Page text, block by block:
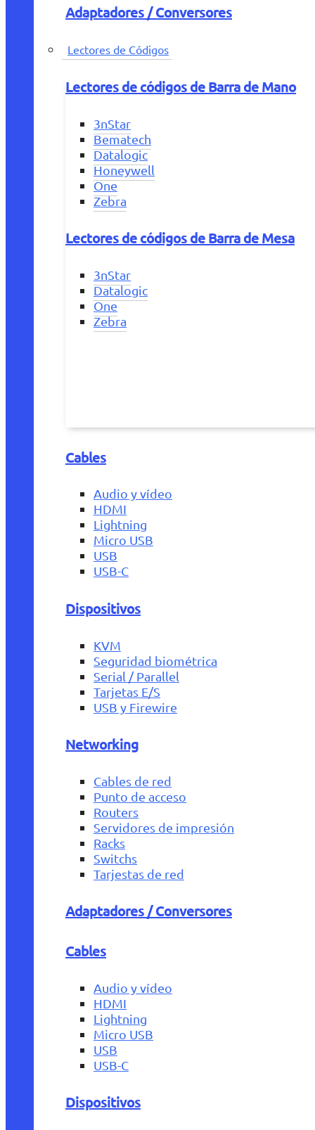
Adaptadores / Conversores
Lectores de Códigos
Lectores de códigos de Barra de Mano
3nStar
Bematech
Datalogic
Honeywell
One
Zebra
Lectores de códigos de Barra de Mesa
3nStar
Datalogic
One
Zebra
Cables
Audio y vídeo
HDMI
Lightning
Micro USB
USB
USB-C
Dispositivos
KVM
Seguridad biométrica
Serial / Parallel
Tarjetas E/S
USB y Firewire
Networking
Cables de red
Punto de acceso
Routers
Servidores de impresión
Racks
Switchs
Tarjestas de red
Adaptadores / Conversores
Cables
Audio y vídeo
HDMI
Lightning
Micro USB
USB
USB-C
Dispositivos